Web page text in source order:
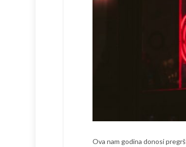
Ova nam godina donosi